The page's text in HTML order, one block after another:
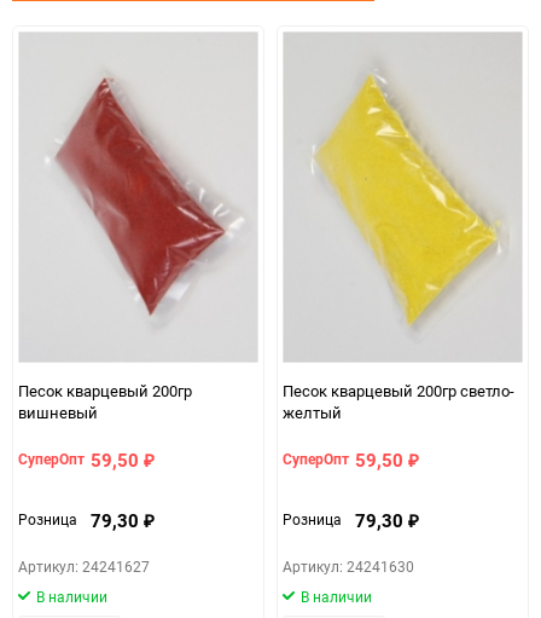
Единица измерения
Песок кварцевый 200гр
вишневый
СуперОпт 59,50 ₽
Розница 79,30 ₽
Артикул: 24241627
В наличии
Песок кварцевый 200гр светло-
желтый
СуперОпт 59,50 ₽
Розница 79,30 ₽
Артикул: 24241630
В наличии